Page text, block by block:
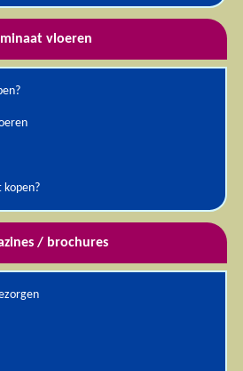
vloeren
kopen?
/ brochures